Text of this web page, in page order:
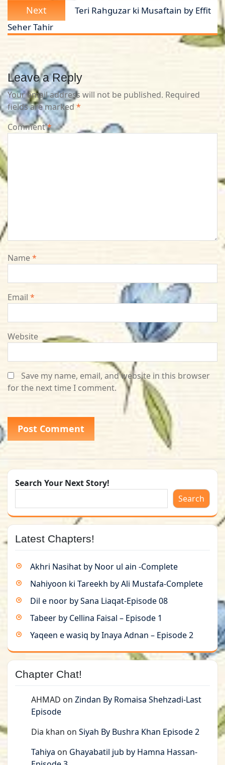
Next
Next
post:
Teri Rahguzar ki Musaftain by Effit
Seher Tahir
Leave a Reply
Your email address will not be published. Required
fields are marked *
Comment*
Name*
Email *
Website
Save my name, email, and website in this browser
for the next time I comment.
Search Your Next Story!
Search
Latest Chapters!
Akhri Nasihat by Noor ul ain -Complete
Nahiyoon ki Tareekh by Ali Mustafa-Complete
Dil e noor by Sana Liaqat-Episode 08
Tabeer by Cellina Faisal – Episode 1
Yaqeen e wasiq by Inaya Adnan – Episode 2
Chapter Chat!
AHMAD on Zindan By Romaisa Shehzadi-Last
Episode
Dia khan on Siyah By Bushra Khan Episode 2
Tahiya on Ghayabatil jub by Hamna Hassan-